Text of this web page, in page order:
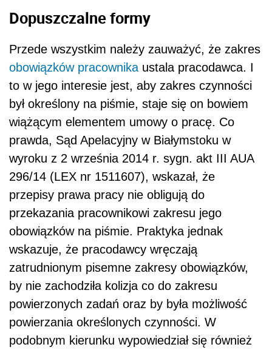
Dopuszczalne formy
Przede wszystkim należy zauważyć, że zakres
obowiązków pracownika ustala pracodawca. I
to w jego interesie jest, aby zakres czynności
był określony na piśmie, staje się on bowiem
wiążącym elementem umowy o pracę. Co
prawda, Sąd Apelacyjny w Białymstoku w
wyroku z 2 września 2014 r. sygn. akt III AUA
296/14 (LEX nr 1511607), wskazał, że
przepisy prawa pracy nie obligują do
przekazania pracownikowi zakresu jego
obowiązków na piśmie. Praktyka jednak
wskazuje, że pracodawcy wręczają
zatrudnionym pisemne zakresy obowiązków,
by nie zachodziła kolizja co do zakresu
powierzonych zadań oraz by była możliwość
powierzania określonych czynności. W
podobnym kierunku wypowiedział się również